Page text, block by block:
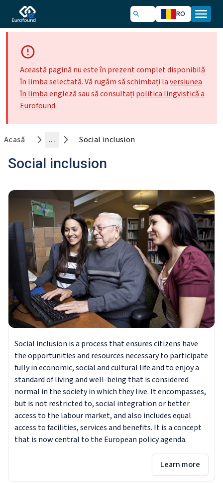
RO
Această pagină nu este în prezent complet disponibilă
în limba selectată. Vă rugăm să schimbați laversiunea
în limbaengleză sau să consultați politica lingvistică a
Eurofound.
Acasă ... Social inclusion
Social inclusion
Social inclusion is a process that ensures citizens have
the opportunities and resources necessary to participate
fully in economic, social and cultural life and to enjoy a
standard of living and well-being that is considered
normal in the society in which they live. It encompasses,
but is not restricted to, social integration or better
access to the labour market, and also includes equal
access to facilities, services and benefits. It is a concept
that is now central to the European policy agenda.
Learn more